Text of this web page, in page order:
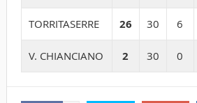
TORRITASERRE 26 30 6
V. CHIANCIANO 2 30 0